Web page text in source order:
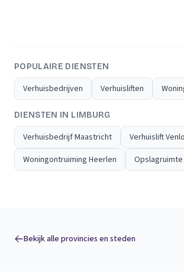
POPULAIRE DIENSTEN
Verhuisbedrijven Verhuisliften
DIENSTEN IN LIMBURG
Verhuisbedrijf Maastricht
Verhuislift Venlo
Woningontruiming Heerlen
Bekijk alle provincies en steden